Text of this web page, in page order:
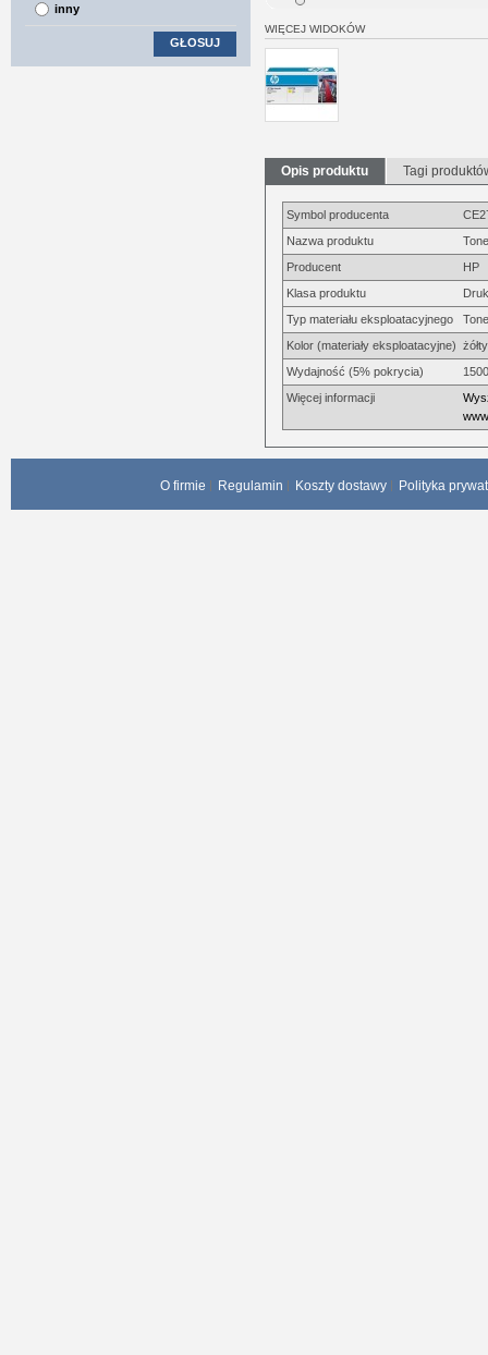
WIĘCEJ WIDOKÓW
Opis produktu Tagi
Symbol producenta
Nazwa produktu
Producent
HP
Klasa produktu
Typ materiału eksploatacyjnego
Kolor (materiały eksploatacyjne) żółty
Wydajność (5% pokrycia)
Więcej informacji
inny
GŁOSUJ
O firmie Regulamin Koszty dostawy Polityka